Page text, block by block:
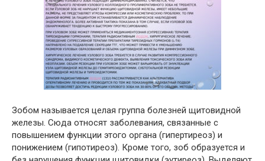
Зобом называется целая группа болезней щитовидной
железы. Сюда относят заболевания, связанные с
повышением функции этого органа (гипертиреоз) и
понижением (гипотиреоз). Кроме того, зоб образуется и